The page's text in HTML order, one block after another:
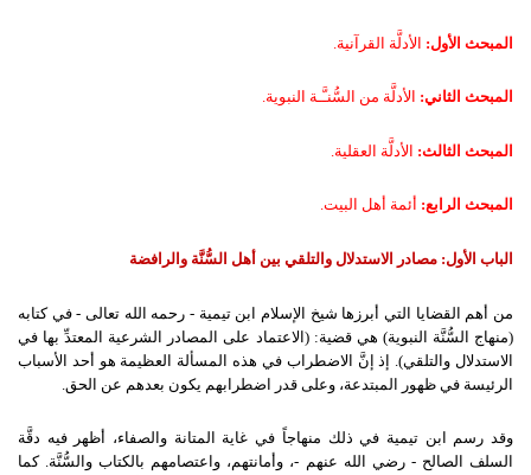
المبحث الأول: الأدلَّة القرآنية.
المبحث الثاني: الأدلَّة من السُّنـَّـة النبوية.
المبحث الثالث: الأدلَّة العقلية.
المبحث الرابع: أئمة أهل البيت.
الباب الأول: مصادر الاستدلال والتلقي بين أهل السُّنَّة والرافضة
من أهم القضايا التي أبرزها شيخ الإسلام ابن تيمية - رحمه الله تعالى - في كتابه
(منهاج السُّنَّة النبوية) هي قضية: (الاعتماد على المصادر الشرعية المعتدِّ بها في
الاستدلال والتلقي). إذ إنَّ الاضطراب في هذه المسألة العظيمة هو أحد الأسباب
الرئيسة في ظهور المبتدعة، وعلى قدر اضطرابهم يكون بعدهم عن الحق.
وقد رسم ابن تيمية في ذلك منهاجاً في غاية المتانة والصفاء، أظهر فيه دقَّة
السلف الصالح - رضي الله عنهم -، وأمانتهم، واعتصامهم بالكتاب والسُّنَّة. كما